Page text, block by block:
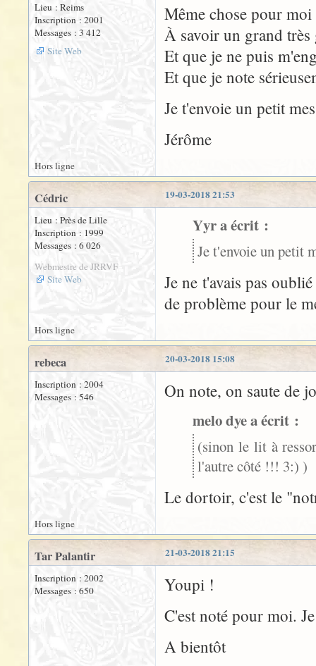
Lieu : Reims
Inscription : 2001
Messages : 3 412
Site Web
Même chose pour moi
À savoir un grand
Et que je ne puis
Et que je note
Je t'envoie un petit
Jérôme
Hors ligne
19-03-2018 21:53
Cédric
Lieu : Près de Lille
Inscription : 1999
Messages : 6 026
Webmestre de JRRVF
Site Web
Yyr a écrit :
Je t'envoie un petit
Je ne t'avais pas
de problème pour le
Hors ligne
20-03-2018 15:08
rebeca
Inscription : 2004
Messages : 546
On note, on saute de
melo dye a écrit :
(sinon le lit à
l'autre côté !!! 3:) )
Le dortoir, c'est le
Hors ligne
21-03-2018 21:15
Tar Palantir
Inscription : 2002
Messages : 650
Youpi !
C'est noté pour moi.
A bientôt